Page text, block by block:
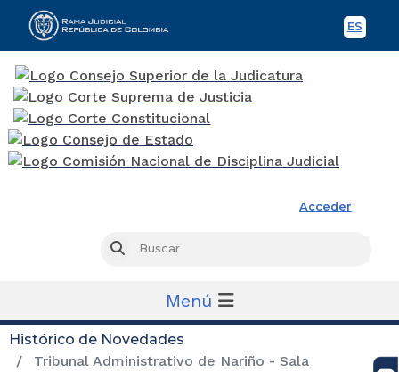
ES
Acceder
Buscar
Menú
Histórico de Novedades
Tribunal Administrativo de Nariño - Sala